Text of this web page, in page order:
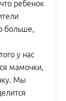
ребенок
больше,
у нас
мамочки,
Мы